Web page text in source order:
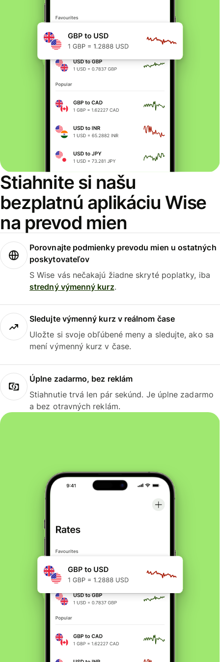
Stiahnite si našu
bezplatnú aplikáciu Wise
na prevod mien
Porovnajte podmienky prevodu mien u ostatných
poskytovateľov
S Wise vás nečakajú žiadne skryté poplatky, iba
stredný výmenný kurz.
Sledujte výmenný kurz v reálnom čase
Uložte si svoje obľúbené meny a sledujte, ako sa
mení výmenný kurz v čase.
Úplne zadarmo, bez reklám
Stiahnutie trvá len pár sekúnd. Je úplne zadarmo
a bez otravných reklám.